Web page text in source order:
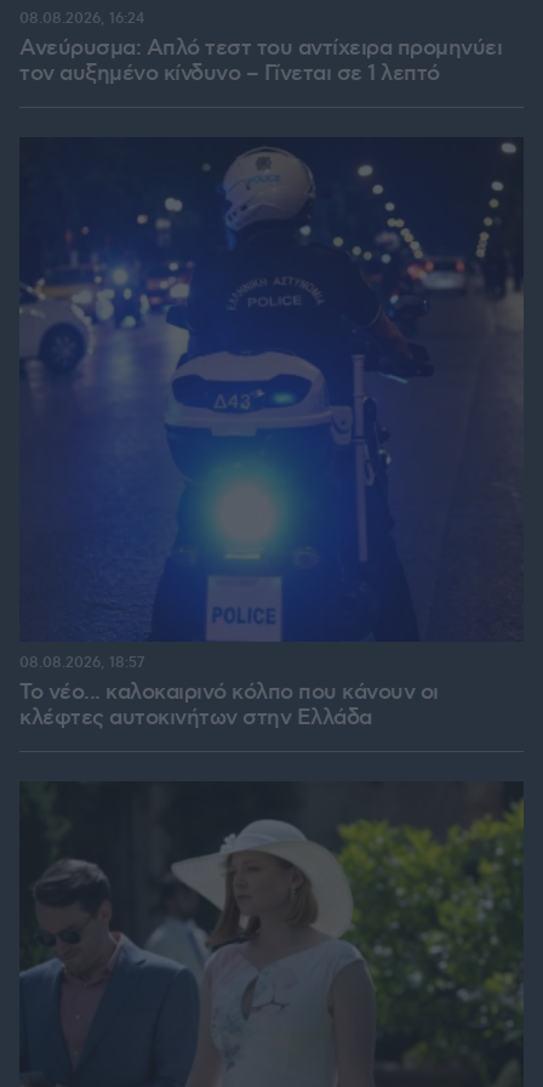
Ανεύρυσμα: Απλό τεστ του αντίχειρα προμηνύει
τον αυξημένο κίνδυνο – Γίνεται σε 1 λεπτό
08.08.2026, 16:24
Το νέο... καλοκαιρινό κόλπο που κάνουν οι
κλέφτες αυτοκινήτων στην Ελλάδα
08.08.2026, 18:57